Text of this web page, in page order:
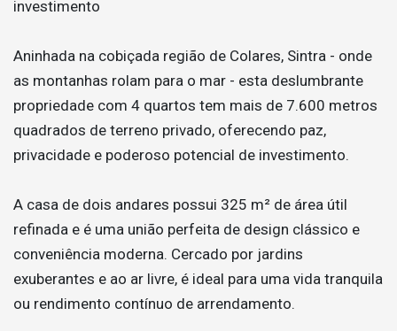
investimento
Aninhada na cobiçada região de Colares, Sintra - onde
as montanhas rolam para o mar - esta deslumbrante
propriedade com 4 quartos tem mais de 7.600 metros
quadrados de terreno privado, oferecendo paz,
privacidade e poderoso potencial de investimento.
A casa de dois andares possui 325 m² de área útil
refinada e é uma união perfeita de design clássico e
conveniência moderna. Cercado por jardins
exuberantes e ao ar livre, é ideal para uma vida tranquila
ou rendimento contínuo de arrendamento.